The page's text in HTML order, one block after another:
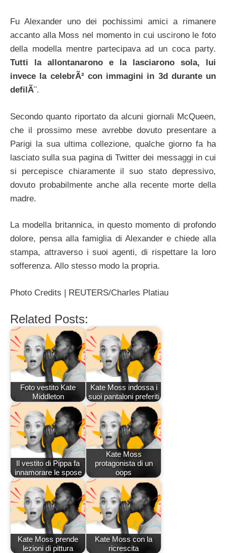
Fu Alexander uno dei pochissimi amici a rimanere
accanto alla Moss nel momento in cui uscirono le foto
della modella mentre partecipava ad un coca party.
Tutti la allontanarono e la lasciarono sola, lui
invece la celebrÃ² con immagini in 3d durante un
defilÃ¨.
Secondo quanto riportato da alcuni giornali McQueen,
che il prossimo mese avrebbe dovuto presentare a
Parigi la sua ultima collezione, qualche giorno fa ha
lasciato sulla sua pagina di Twitter dei messaggi in cui
si percepisce chiaramente il suo stato depressivo,
dovuto probabilmente anche alla recente morte della
madre.
La modella britannica, in questo momento di profondo
dolore, pensa alla famiglia di Alexander e chiede alla
stampa, attraverso i suoi agenti, di rispettare la loro
sofferenza. Allo stesso modo la propria.
Photo Credits | REUTERS/Charles Platiau
Related Posts:
Foto vestito Kate
Middleton
Kate Moss indossa i
suoi pantaloni preferiti
Il vestito di Pippa fa
innamorare le spose
Kate Moss
protagonista di un
oops
Kate Moss prende
lezioni di pittura
Kate Moss con la
ricrescita